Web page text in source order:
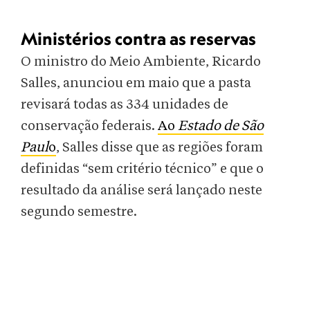
Ministérios contra as reservas
O ministro do Meio Ambiente, Ricardo
Salles, anunciou em maio que a pasta
revisará todas as 334 unidades de
conservação federais. Ao Estado de São
Paulo, Salles disse que as regiões foram
definidas “sem critério técnico” e que o
resultado da análise será lançado neste
segundo semestre.